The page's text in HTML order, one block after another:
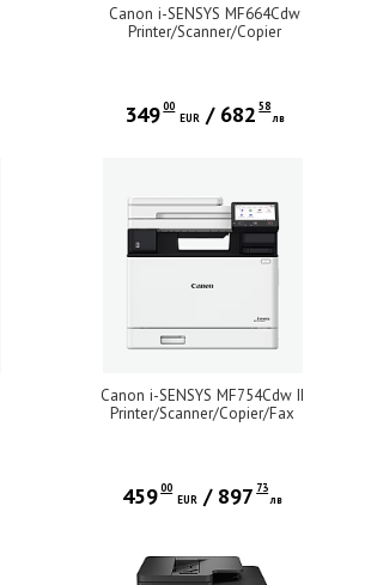
Canon i-SENSYS MF664Cdw
Printer/Scanner/Copier
349 00
EUR / 682 58
лв
Canon i-SENSYS MF754Cdw II
Printer/Scanner/Copier/Fax
45900
EUR / 897 73
лв